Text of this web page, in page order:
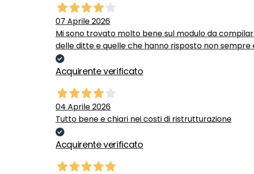
07 Aprile 2026
Mi sono trovato molto bene sul modulo da
delle ditte e quelle che hanno risposto non
Acquirente verificato
04 Aprile 2026
Tutto bene e chiari nei costi di ristrutturazione
Acquirente verificato